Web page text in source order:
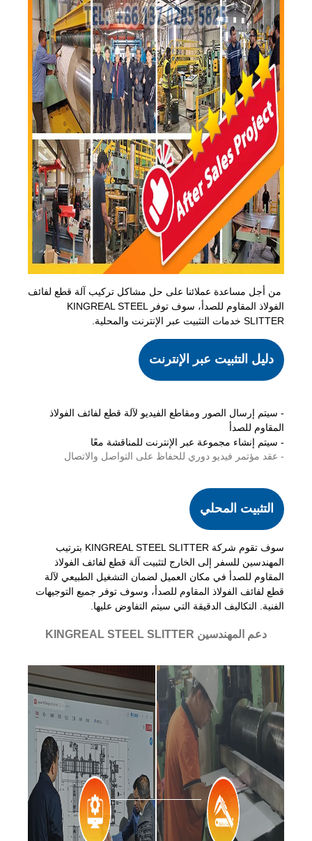
من أجل مساعدة عملائنا على حل مشاكل تركيب آلة قطع لفائف
الفولاذ المقاوم للصدأ، سوف توفر KINGREAL STEEL
SLITTER خدمات التثبيت عبر الإنترنت والمحلية.
دليل التثبيت عبر الإنترنت
- سيتم إرسال الصور ومقاطع الفيديو لآلة قطع لفائف الفولاذ
المقاوم للصدأ
- سيتم إنشاء مجموعة عبر الإنترنت للمناقشة معًا
- عقد مؤتمر فيديو دوري للحفاظ على التواصل والاتصال
التثبيت المحلي
سوف تقوم شركة KINGREAL STEEL SLITTER بترتيب
المهندسين للسفر إلى الخارج لتثبيت آلة قطع لفائف الفولاذ
المقاوم للصدأ في مكان العميل لضمان التشغيل الطبيعي لآلة
قطع لفائف الفولاذ المقاوم للصدأ، وسوف توفر جميع التوجيهات
الفنية. التكاليف الدقيقة التي سيتم التفاوض عليها.
دعم المهندسين KINGREAL STEEL SLITTER